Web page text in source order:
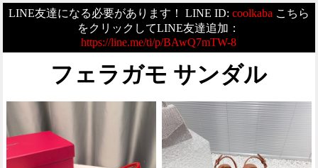
LINE友達になる必要があります！ LINE ID: coolkabaこちら
をクリックしてLINE友達追加：
https://line.me/ti/p/BAwQ7mTW-8
フェラガモ サンダル